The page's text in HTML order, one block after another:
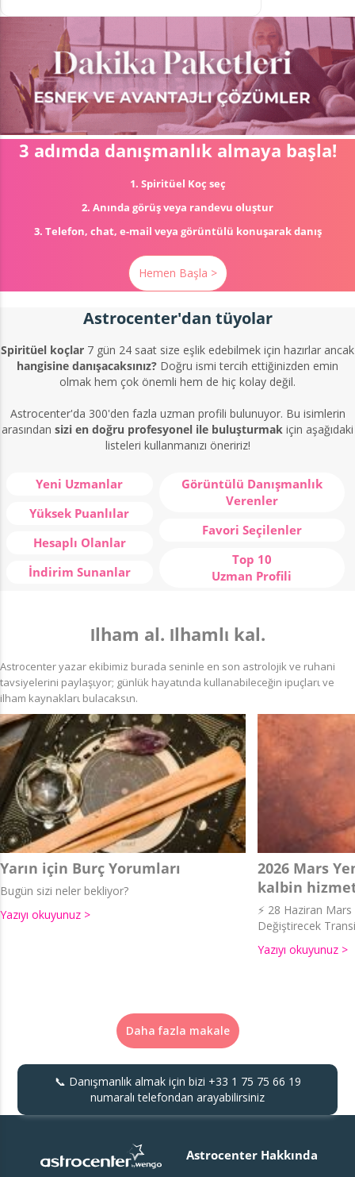
3 adımda danışmanlık almaya başla!
1. Spiritüel Koç seç
2. Anında görüş veya randevu oluştur
3. Telefon, chat, e-mail veya görüntülü konuşarak danış
Hemen Başla >
Astrocenter'dan tüyolar
Spiritüel koçlar 7 gün 24 saat size eşlik edebilmek için hazırlar ancak
hangisine danışacaksınız? Doğru ismi tercih ettiğinizden emin
olmak hem çok önemli hem de hiç kolay değil.
Astrocenter'da 300'den fazla uzman profili bulunuyor. Bu isimlerin
arasından sizi en doğru profesyonel ile buluşturmak için aşağıdaki
listeleri kullanmanızı öneririz!
Yeni Uzmanlar
Yüksek Puanlılar
Hesaplı Olanlar
İndirim Sunanlar
Görüntülü Danışmanlık
Verenler
Favori Seçilenler
Top 10
Uzman Profili
Ιlham al. Ιlhamlι kal.
Astrocenter yazar ekibimiz burada seninle en son astrolojik ve ruhani
tavsiyelerini paylaşιyor; günlük hayatιnda kullanabileceğin ipuçlarι ve
ilham kaynaklarι bulacaksιn.
Yarın için Burç Yorumları
Bugün sizi neler bekliyor?
Yazıyı okuyunuz >
2026 Mars
kalbin
⚡ 28 Haziran
Değiştirecek
Yazıyı okuyunuz >
Daha fazla makale
📞 Danışmanlık almak için bizi +33 1 75 75 66 19
numaralı telefondan arayabilirsiniz
Astrocenter Hakkında